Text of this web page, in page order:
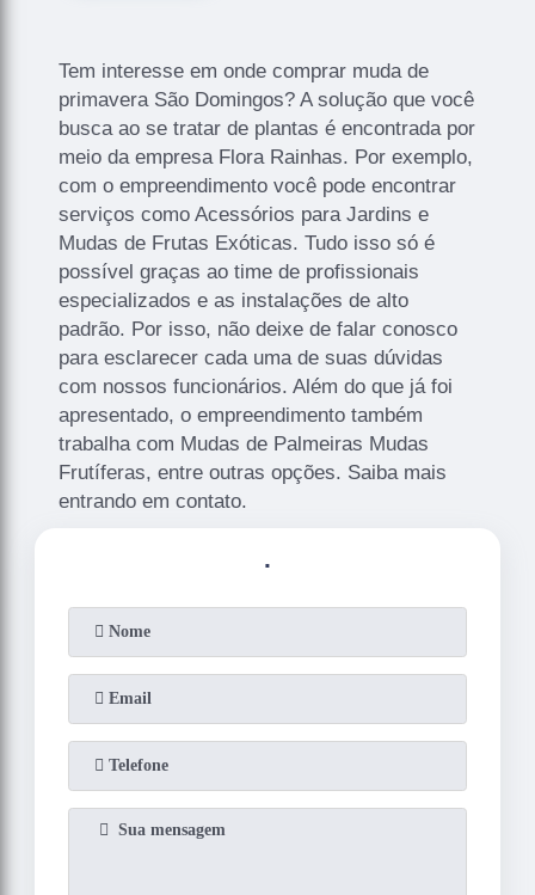
Tem interesse em onde comprar muda de
primavera São Domingos? A solução que você
busca ao se tratar de plantas é encontrada por
meio da empresa Flora Rainhas. Por exemplo,
com o empreendimento você pode encontrar
serviços como Acessórios para Jardins e
Mudas de Frutas Exóticas. Tudo isso só é
possível graças ao time de profissionais
especializados e as instalações de alto
padrão. Por isso, não deixe de falar conosco
para esclarecer cada uma de suas dúvidas
com nossos funcionários. Além do que já foi
apresentado, o empreendimento também
trabalha com Mudas de Palmeiras Mudas
Frutíferas, entre outras opções. Saiba mais
entrando em contato.
.